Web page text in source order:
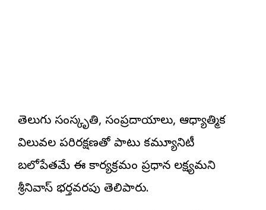
తెలుగు సంస్కృతి, సంప్రదాయాలు, ఆధ్యాత్మిక
విలువల పరిరక్షణతో పాటు కమ్యూనిటీ
బలోపేతమే ఈ కార్యక్రమం ప్రధాన లక్ష్యమని
శ్రీనివాస్ భర్తవరపు తెలిపారు.